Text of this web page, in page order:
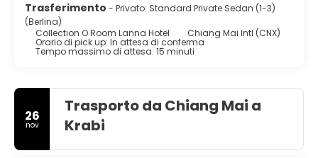
Trasferimento - Privato: Standard Private Sedan (1-3)
(Berlina)
Collection O Room Lanna Hotel
Chiang Mai Intl (CNX)
Orario di pick up: In attesa di conferma
Tempo massimo di attesa: 15 minuti
26
nov
Trasporto da Chiang Mai a
Krabi